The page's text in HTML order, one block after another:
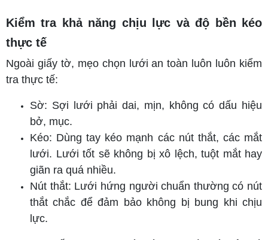
Kiểm tra khả năng chịu lực và độ bền kéo
thực tế
Ngoài giấy tờ, mẹo chọn lưới an toàn luôn luôn kiểm
tra thực tế:
Sờ: Sợi lưới phải dai, mịn, không có dấu hiệu
bở, mục.
Kéo: Dùng tay kéo mạnh các nút thắt, các mắt
lưới. Lưới tốt sẽ không bị xô lệch, tuột mắt hay
giãn ra quá nhiều.
Nút thắt: Lưới hứng người chuẩn thường có nút
thắt chắc để đảm bảo không bị bung khi chịu
lực.